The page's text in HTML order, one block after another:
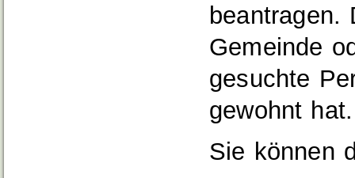
beantragen.
Gemeinde
gesuchte
gewohnt hat.
Sie können